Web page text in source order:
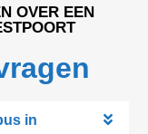
OVER EEN
in